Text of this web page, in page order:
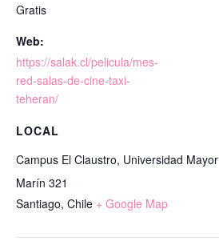
Gratis
Web:
https://salak.cl/pelicula/mes-
red-salas-de-cine-taxi-
teheran/
LOCAL
Campus El Claustro, Universidad Mayor
Marín 321
Santiago, Chile + Google Map